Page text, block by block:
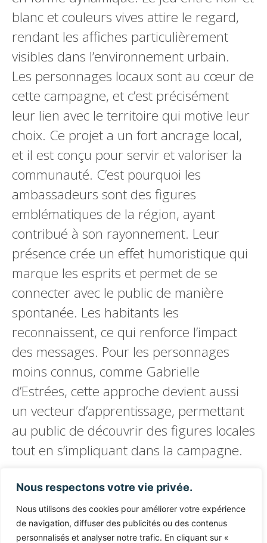
Nous respectons votre vie privée.
Nous utilisons des cookies pour améliorer votre expérience
de navigation, diffuser des publicités ou des contenus
personnalisés et analyser notre trafic. En cliquant sur «
blanc et couleurs vives attire le regard,
rendant les affiches particulièrement
visibles dans l’environnement urbain.
Les personnages locaux sont au cœur de
cette campagne, et c’est précisément
leur lien avec le territoire qui motive leur
choix. Ce projet a un fort ancrage local,
et il est conçu pour servir et valoriser la
communauté. C’est pourquoi les
ambassadeurs sont des figures
emblématiques de la région, ayant
contribué à son rayonnement. Leur
présence crée un effet humoristique qui
marque les esprits et permet de se
connecter avec le public de manière
spontanée. Les habitants les
reconnaissent, ce qui renforce l’impact
des messages. Pour les personnages
moins connus, comme Gabrielle
d’Estrées, cette approche devient aussi
un vecteur d’apprentissage, permettant
au public de découvrir des figures locales
tout en s’impliquant dans la campagne.